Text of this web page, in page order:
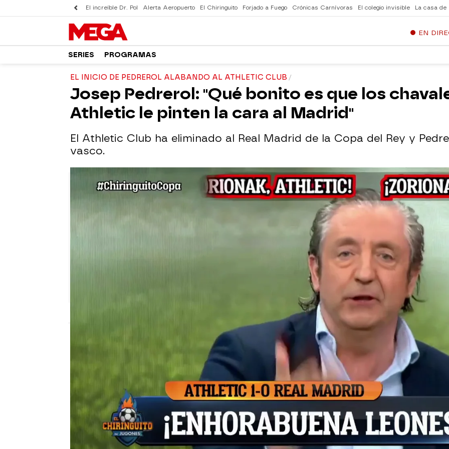
El increíble Dr. Pol Alerta Aeropuerto El Chiringuito Forjado a Fuego Crónicas Carnívoras El colegio invisible La casa de
EN
SERIES PROGRAMAS
EL INICIO DE PEDREROL ALABANDO AL ATHLETIC CLUB
Josep Pedrerol: "Qué bonito es que los
Athletic le pinten la cara al Madrid"
El Athletic Club ha eliminado al Real Madrid de la Copa del Rey y
vasco.
04 de febrero de 2022, 00:35
Facebook
X
¡Vaya inicio! El Real Madrid ha sido eliminado de la Copa del
Rey después de caer por 1-0 contra el Athletic Club. Los
blancos, que estaban mermados por el poco descanso de los
jugadores internaciones, no llevaron el peso del partido en
ningún momento y el gol en el 88' de Berenguer acabó por
condenar al Madrid.